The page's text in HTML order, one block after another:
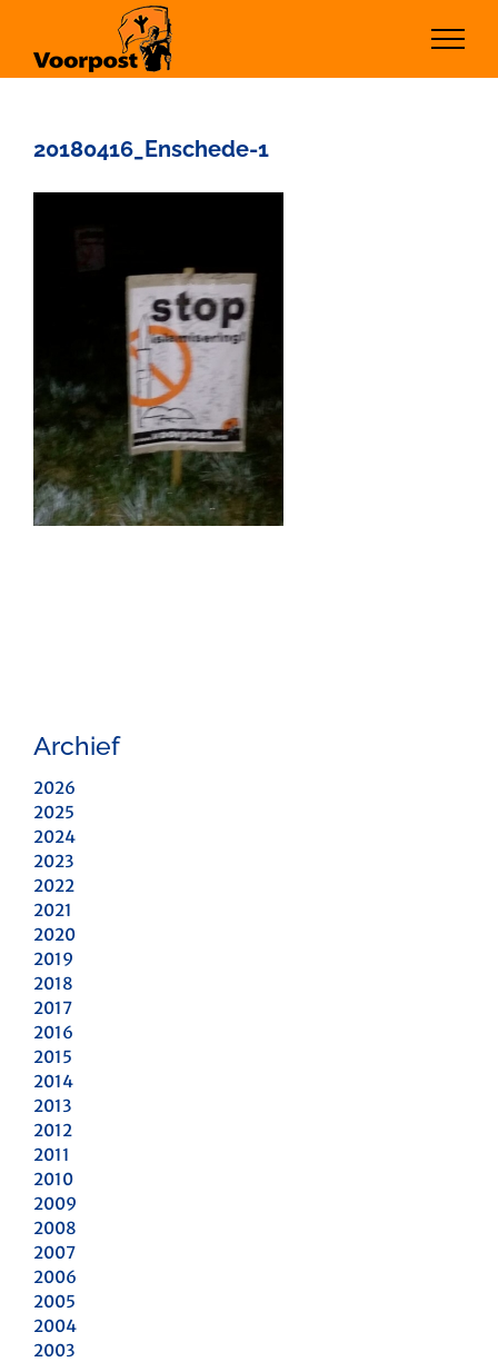
inhoud
20180416_Enschede-1
Archief
2026
2025
2024
2023
2022
2021
2020
2019
2018
2017
2016
2015
2014
2013
2012
2011
2010
2009
2008
2007
2006
2005
2004
2003